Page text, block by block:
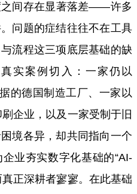
之间存在显著落差——许多
问题的症结往往不在工具
流程这三项底层基础的缺
实案例切入：一家仍以
的德国制造工厂、一家以
企业，以及一家受制于旧
境各异，却共同指向一个
业夯实数字化基础的“AI-
正深耕者寥寥。在此基础